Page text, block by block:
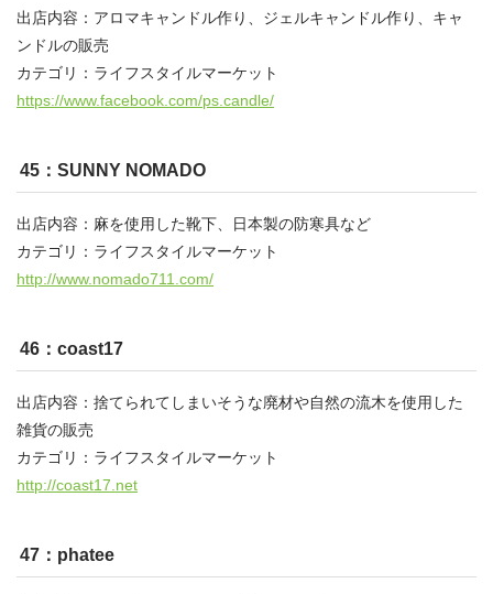
出店内容：アロマキャンドル作り、ジェルキャンドル作り、キャ
ンドルの販売
カテゴリ：ライフスタイルマーケット
https://www.facebook.com/ps.candle/
45：SUNNY NOMADO
出店内容：麻を使用した靴下、日本製の防寒具など
カテゴリ：ライフスタイルマーケット
http://www.nomado711.com/
46：coast17
出店内容：捨てられてしまいそうな廃材や自然の流木を使用した
雑貨の販売
カテゴリ：ライフスタイルマーケット
http://coast17.net
47：phatee